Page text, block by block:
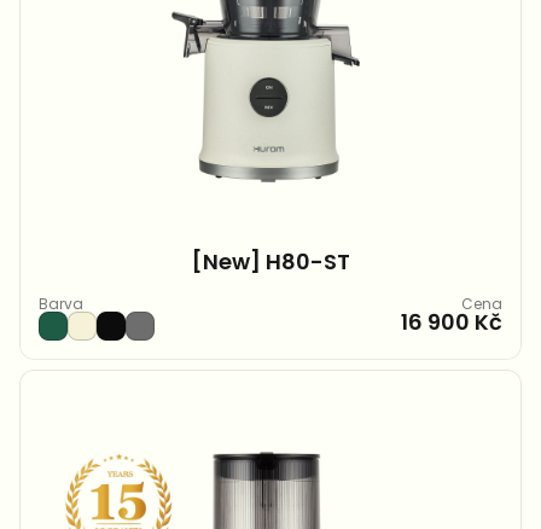
[New] H80-ST
Barva Cena
16 900 Kč